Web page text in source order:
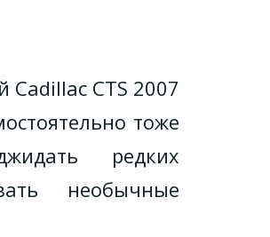
CTS 2007
тоже
редких
необычные